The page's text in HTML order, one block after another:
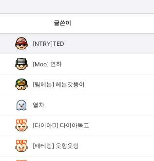
글쓴이
[NTRY]TED
[Moo] 연하
[팀헤븐] 헤븐갓뚱이
열차
[다이아D] 다이아독고
[배테랑] 읏힝읏팅